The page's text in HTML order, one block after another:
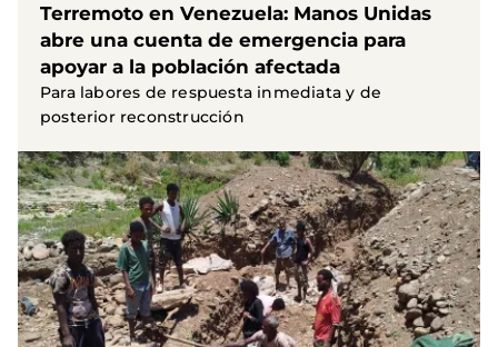
Terremoto en Venezuela: Manos Unidas
abre una cuenta de emergencia para
apoyar a la población afectada
Para labores de respuesta inmediata y de
posterior reconstrucción